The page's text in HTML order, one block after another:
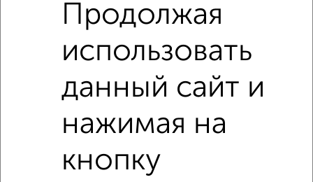
3 750 000
Средняя цена район
Это предложение
Похожие предложения рядом
1‑комнатные квартиры недалеко от Абрамова и Соколова
Продолжая
использовать
данный сайт и
нажимая на
кнопку